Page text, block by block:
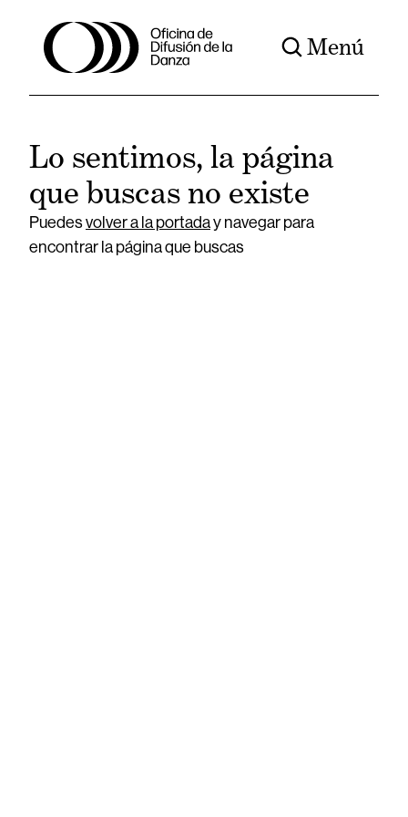
Menú
Lo sentimos, la página
que buscas no existe
Puedesvolver a la portaday navegar para
encontrar la página que buscas